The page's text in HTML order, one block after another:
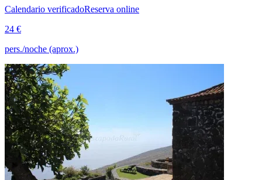
Calendario verificadoReserva online
24 €
pers./noche (aprox.)